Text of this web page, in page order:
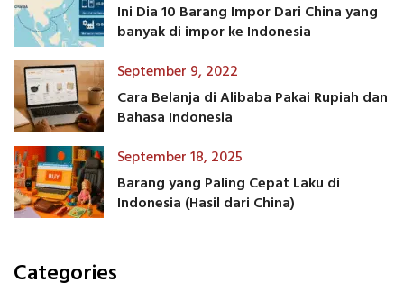
Ini Dia 10 Barang Impor Dari China yang
banyak di impor ke Indonesia
September 9, 2022
Cara Belanja di Alibaba Pakai Rupiah dan
Bahasa Indonesia
September 18, 2025
Barang yang Paling Cepat Laku di
Indonesia (Hasil dari China)
Categories